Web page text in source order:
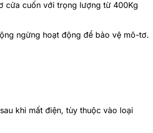
cửa cuốn với trọng lượng từ 400Kg
ngừng hoạt động để bảo vệ mô-tơ.
khi mất điện, tùy thuộc vào loại